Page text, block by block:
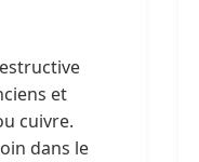
et
cuivre.
dans le